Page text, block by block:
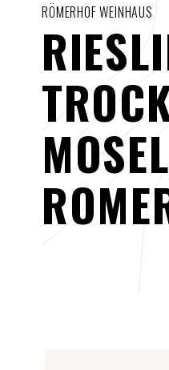
RÖMERHOF WEINHAUS